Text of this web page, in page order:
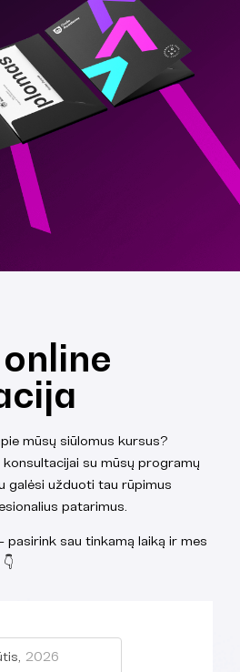
mūsų siūlomus kursus?
su mūsų programų
galėsi užduoti tau rūpimus
patarimus.
pasirink sau tinkamą laiką ir mes
2026